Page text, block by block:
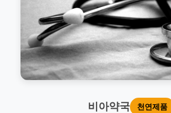
비아약국 천연제품